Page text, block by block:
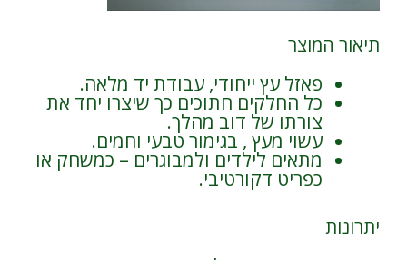
תיאור המוצר
פאזל עץ ייחודי, עבודת יד מלאה.
כל החלקים חתוכים כך שיצרו יחד את
צורתו של דוב מהלך.
עשוי מעץ , בגימור טבעי וחמים.
מתאים לילדים ולמבוגרים – כמשחק או
כפריט דקורטיבי.
יתרונות